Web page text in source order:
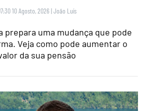
10 Agosto, 2026 |João Luís
prepara uma mudança que pode
Veja como pode aumentar o
da sua pensão